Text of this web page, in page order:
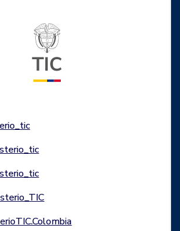
Logo Instagram
Logo Threads
Logo Tiktok
Logo Twitter
Logo Facebook